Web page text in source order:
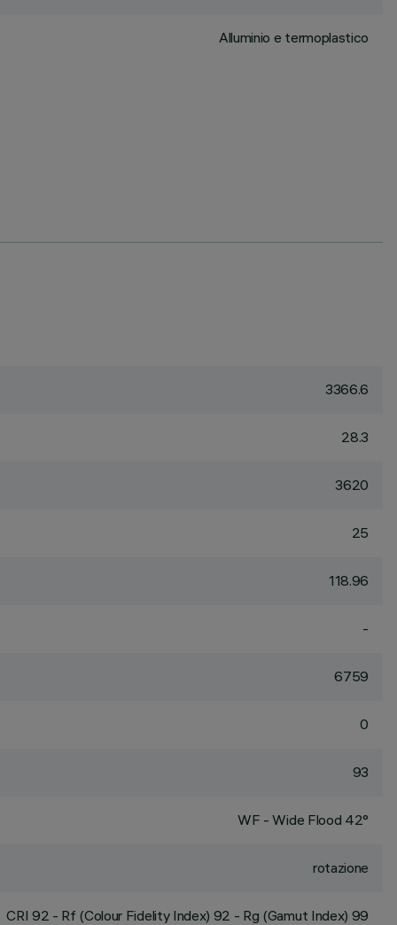
Alluminio e termoplastico
3366.6
28.3
3620
25
118.96
-
6759
0
93
WF - Wide Flood 42°
rotazione
CRI 92 - Rf (Colour Fidelity Index) 92 - Rg (Gamut Index) 99